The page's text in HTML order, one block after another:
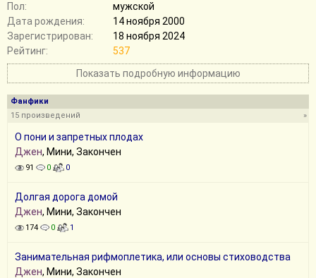
Пол:
мужской
Дата рождения:
14 ноября 2000
Зарегистрирован:
18 ноября 2024
Рейтинг:
537
Показать подробную информацию
Фанфики
15 произведений
»
О пони и запретных плодах
Джен, Мини, Закончен
91 0 0
Долгая дорога домой
Джен, Мини, Закончен
174 0 1
Занимательная рифмоплетика, или основы стиховодства
Джен, Мини, Закончен